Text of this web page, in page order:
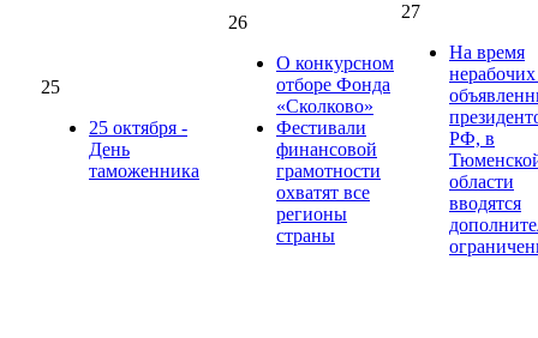
25
25 октября -
День
таможенника
26
О конкурсном
отборе Фонда
«Сколково»
Фестивали
финансовой
грамотности
охватят все
регионы
страны
27
На время
РФ, в
области
вводятся